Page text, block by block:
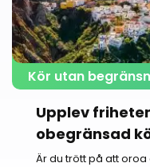
Kör utan
Upplev
obegränsad
utforska
Är du trött på att